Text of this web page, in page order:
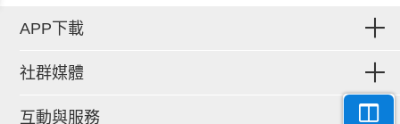
APP下載
社群媒體
互動與服務